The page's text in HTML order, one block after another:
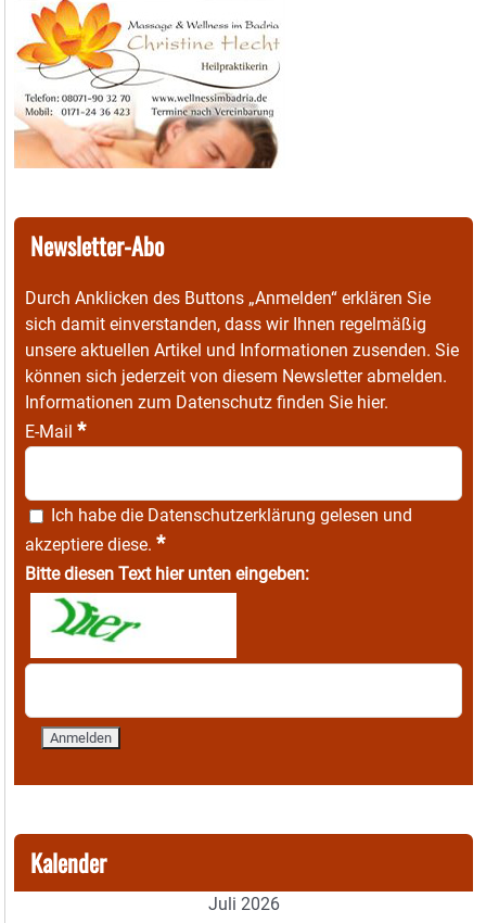
Newsletter-Abo
Durch Anklicken des Buttons „Anmelden“ erklären Sie
sich damit einverstanden, dass wir Ihnen regelmäßig
unsere aktuellen Artikel und Informationen zusenden. Sie
können sich jederzeit von diesem Newsletter abmelden.
Informationen zum Datenschutz finden Sie hier.
E-Mail *
Ich habe die Datenschutzerklärung gelesen und
akzeptiere diese. *
Bitte diesen Text hier unten eingeben:
Kalender
Juli 2026